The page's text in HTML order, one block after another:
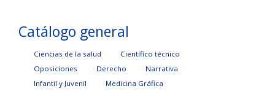
Catálogo general
Ciencias de la salud
Científico técnico
Oposiciones
Derecho
Narrativa
Infantil y Juvenil
Medicina Gráfica